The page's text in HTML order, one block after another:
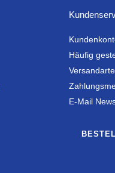
Häufig
E-Mail